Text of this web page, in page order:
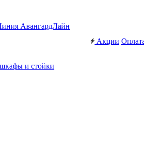
АвангардЛайн
и стойки
Акции